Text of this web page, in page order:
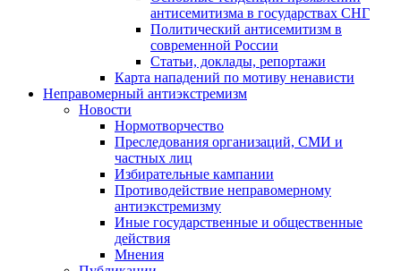
антисемитизма в государствах СНГ
Политический антисемитизм в
современной России
Статьи, доклады, репортажи
Карта нападений по мотиву ненависти
Неправомерный антиэкстремизм
Новости
Нормотворчество
Преследования организаций, СМИ и
частных лиц
Избирательные кампании
Противодействие неправомерному
антиэкстремизму
Иные государственные и общественные
действия
Мнения